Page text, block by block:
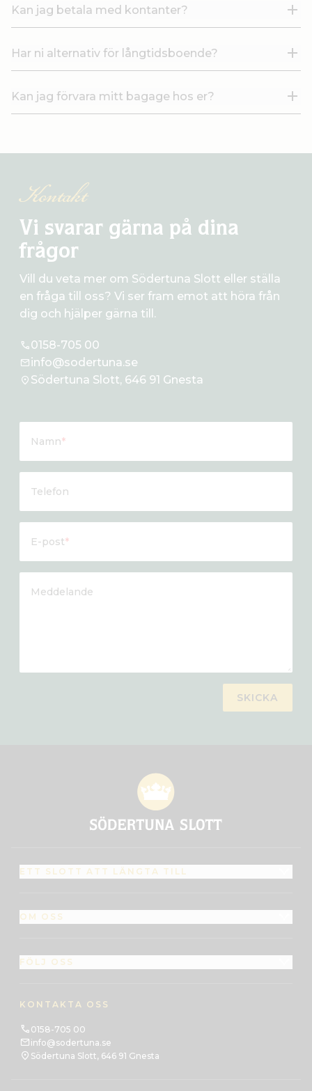
Kan jag betala med kontanter?
Har ni alternativ för långtidsboende?
Kan jag förvara mitt bagage hos er?
Kontakt
Vi svarar gärna på dina
frågor
Vill du veta mer om Södertuna Slott eller ställa
en fråga till oss? Vi ser fram emot att höra från
dig och hjälper gärna till.
0158-705 00
info@sodertuna.se
Södertuna Slott, 646 91 Gnesta
Namn*
Telefon
E-post*
Meddelande
ETT SLOTT ATT LÄNGTA TILL
OM OSS
FÖLJ OSS
KONTAKTA OSS
0158-705 00
info@sodertuna.se
Södertuna Slott, 646 91 Gnesta